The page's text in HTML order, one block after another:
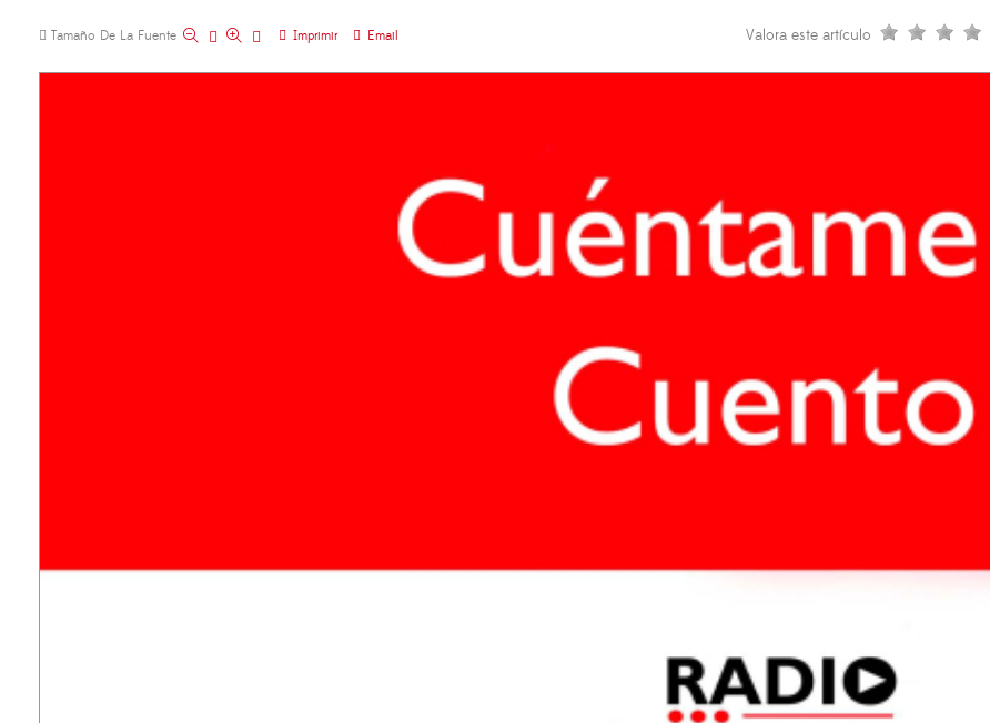
Tamaño De La Fuente Imprimir Email Valora este artículo